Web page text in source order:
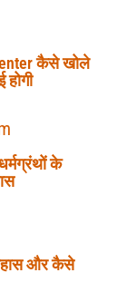
कैसे खोले
के
और कैसे